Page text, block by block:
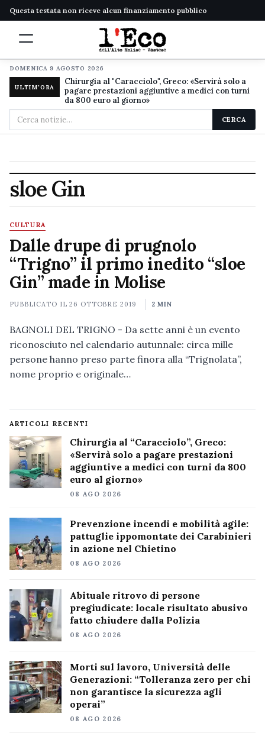
Questa testata non riceve alcun finanziamento pubblico
DOMENICA 9 AGOSTO 2026
ULTIM'ORA
Chirurgia al "Caracciolo", Greco: «Servirà solo a
pagare prestazioni aggiuntive a medici con turni
da 800 euro al giorno»
Cerca
nel
CERCA
sloe Gin
CULTURA
Dalle drupe di prugnolo
“Trigno” il primo inedito “sloe
Gin” made in Molise
PUBBLICATO IL26 OTTOBRE 2019 2 MIN
BAGNOLI DEL TRIGNO - Da sette anni è un evento
riconosciuto nel calendario autunnale: circa mille
persone hanno preso parte finora alla “Trignolata”,
nome proprio e originale…
ARTICOLI RECENTI
Chirurgia al “Caracciolo”, Greco:
«Servirà solo a pagare prestazioni
aggiuntive a medici con turni da 800
euro al giorno»
08 AGO 2026
Prevenzione incendi e mobilità agile:
pattuglie ippomontate dei Carabinieri
in azione nel Chietino
08 AGO 2026
Abituale ritrovo di persone
pregiudicate: locale risultato abusivo
fatto chiudere dalla Polizia
08 AGO 2026
Morti sul lavoro, Università delle
Generazioni: “Tolleranza zero per chi
non garantisce la sicurezza agli
operai”
08 AGO 2026